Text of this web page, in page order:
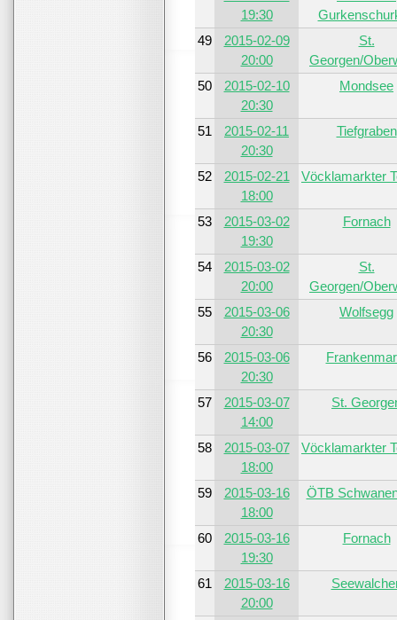
19:30
49
2015-02-09
20:00
St.
Georgen/
50
2015-02-10
20:30
Mondsee
51
2015-02-11
20:30
Tiefgraben
52
2015-02-21
18:00
Vöcklamarkter
53
2015-03-02
19:30
Fornach
54
2015-03-02
20:00
St.
Georgen/
55
2015-03-06
20:30
Wolfsegg
56
2015-03-06
20:30
57
2015-03-07
14:00
St.
58
2015-03-07
18:00
Vöcklamarkter
59
2015-03-16
18:00
ÖTB
60
2015-03-16
19:30
Fornach
61
2015-03-16
20:00